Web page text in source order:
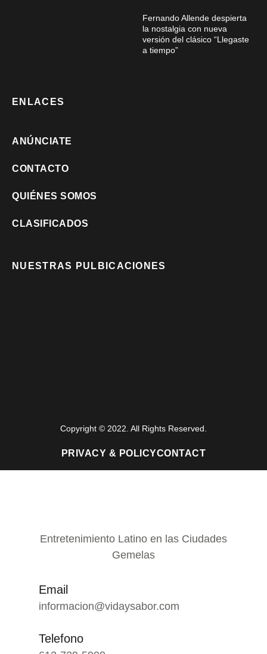
Fernando Allende despierta
la nostalgia con nueva
versión del clásico “Llegaste
a tiempo”
ENLACES
ANÚNCIATE
CONTACTO
QUIÉNES SOMOS
CLASIFICADOS
NUESTRAS PULBICACIONES
Copyright © 2022. All Rights Reserved.
PRIVACY & POLICYCONTACT
Entretenimiento Latino en las Ciudades
Gemelas
Email
informacion@vidaysabor.com
Telefono